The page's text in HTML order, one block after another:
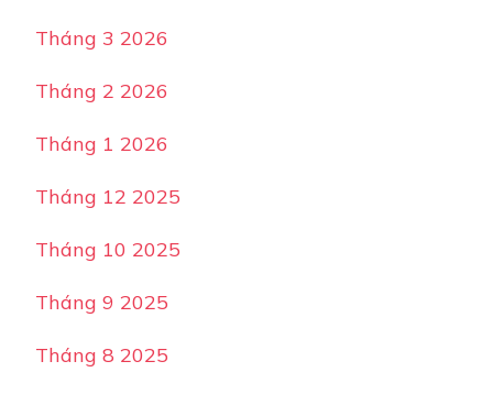
Tháng 3 2026
Tháng 2 2026
Tháng 1 2026
Tháng 12 2025
Tháng 10 2025
Tháng 9 2025
Tháng 8 2025